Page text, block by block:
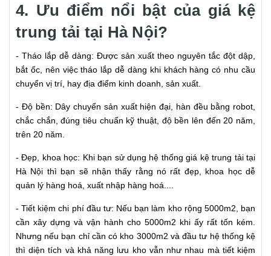
4. Ưu điểm nổi bật của giá kệ
trung tải tại Hà Nội?
- Tháo lắp dễ dàng: Được sản xuất theo nguyên tắc đột dập,
bắt ốc, nên việc tháo lắp dễ dàng khi khách hàng có nhu cầu
chuyển vị trí, hay địa điểm kinh doanh, sản xuất.
- Độ bền: Dây chuyển sản xuất hiện đại, hàn đều bằng robot,
chắc chắn, đúng tiêu chuẩn kỹ thuật, độ bền lên đến 20 năm,
trên 20 năm.
- Đẹp, khoa học: Khi bạn sử dụng hệ thống giá kệ trung tải tại
Hà Nội thì bạn sẽ nhận thấy rằng nó rất đẹp, khoa học dễ
quản lý hàng hoá, xuất nhập hàng hoá....
- Tiết kiệm chi phí đầu tư: Nếu bạn làm kho rộng 5000m2, bạn
cần xây dựng và vận hành cho 5000m2 khi ấy rất tốn kém.
Nhưng nếu bạn chỉ cần có kho 3000m2 và đầu tư hệ thống kệ
thì diện tích và khả năng lưu kho vẫn như nhau mà tiết kiệm